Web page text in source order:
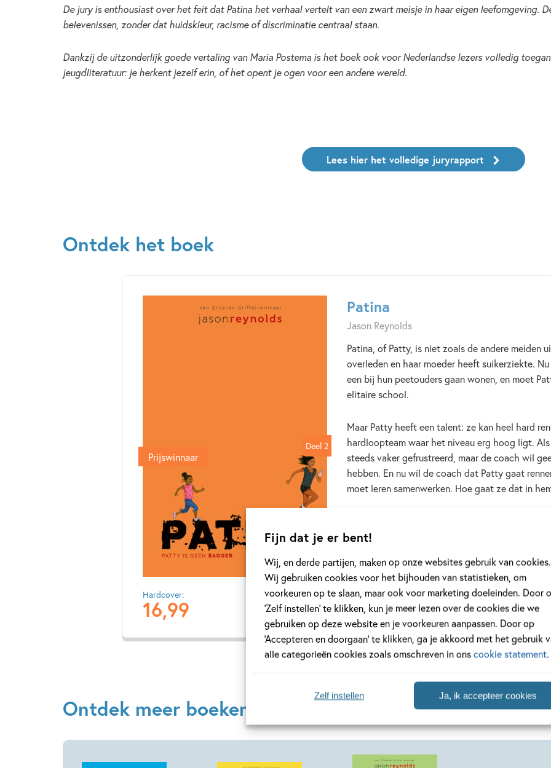
Fijn dat je er bent!
Wij, en derde partijen, maken op onze websites gebruik van cookies.
Wij gebruiken cookies voor het bijhouden van statistieken, om
voorkeuren op te slaan, maar ook voor marketing doeleinden. Door
‘Zelf instellen’ te klikken, kun je meer lezen over de cookies die we
gebruiken op deze website en je voorkeuren aanpassen. Door op
‘Accepteren en doorgaan’ te klikken, ga je akkoord met het gebruik
alle categorieën cookies zoals omschreven in onscookie statement.
Ja, ik accepteer cookies
Zelf instellen
De jury is enthousiast over het feit dat Patina het verhaal vertelt van een zwart meisje in haar eigen leefomgeving.
belevenissen, zonder dat huidskleur, racisme of discriminatie centraal staan.
Dankzij de uitzonderlijk goede vertaling van Maria Postema is het boek ook voor Nederlandse lezers volledig
jeugdliteratuur: je herkent jezelf erin, of het opent je ogen voor een andere wereld.
Lees hier het volledige juryrapport
Ontdek het boek
Deel 2
Deel 2
Prijswinnaar
Hardcover:
16,99
Patina
Jason Reynolds
Patina, of Patty, is niet zoals de andere meiden
overleden en haar moeder heeft suikerziekte.
een bij hun peetouders gaan wonen, en moet
elitaire school.
Maar Patty heeft een talent: ze kan heel hard
hardloopteam waar het niveau erg hoog ligt.
steeds vaker gefrustreerd, maar de coach wil
hebben. En nu wil de coach dat Patty gaat
moet leren samenwerken. Hoe gaat ze dat in
Bekijk dit boek Bestellen
Ontdek meer boeken van Jason Reynolds